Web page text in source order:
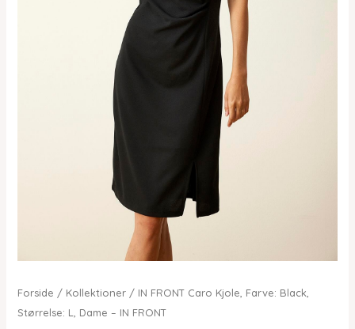
Forside / Kollektioner/ IN FRONT Caro Kjole, Farve: Black,
Størrelse: L, Dame – IN FRONT